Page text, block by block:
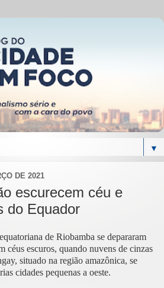
▼
DE 2021
escurecem céu e
do Equador
de Riobamba se depararam
céus escuros, quando nuvens de cinzas
situado na região amazônica, se
cidades pequenas a oeste.